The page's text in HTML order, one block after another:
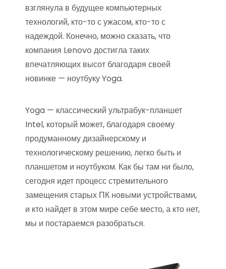
взглянула в будущее компьютерных
технологий, кто-то с ужасом, кто-то с
надеждой. Конечно, можно сказать, что
компания Lenovo достигла таких
впечатляющих высот благодаря своей
новинке — ноутбуку Yoga.
Yoga — классический ультрабук-планшет
Intel, который может, благодаря своему
продуманному дизайнерскому и
технологическому решению, легко быть и
планшетом и ноутбуком. Как бы там ни было,
сегодня идет процесс стремительного
замещения старых ПК новыми устройствами,
и кто найдет в этом мире себе место, а кто нет,
мы и постараемся разобраться.